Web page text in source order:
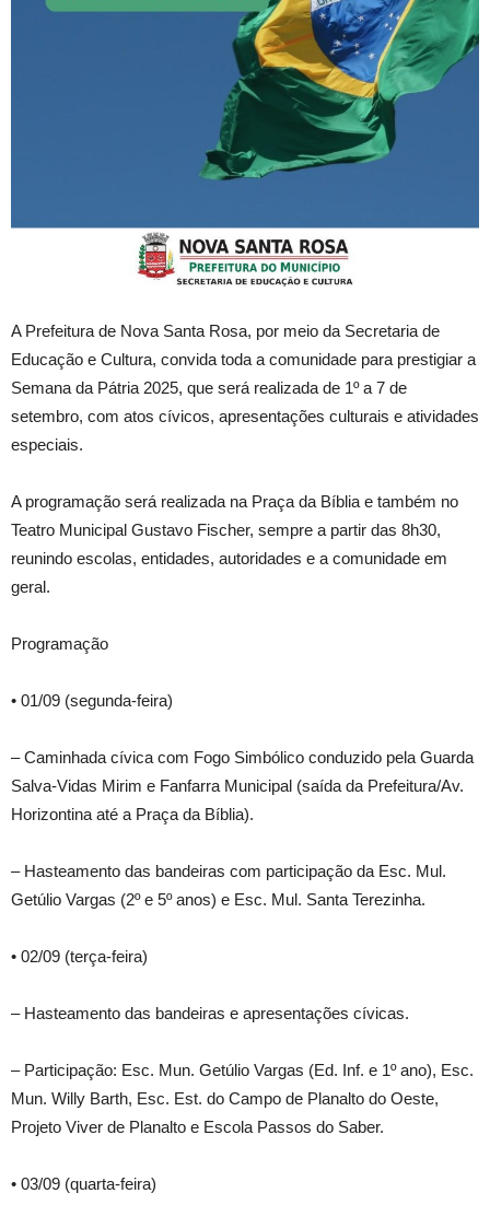
A Prefeitura de Nova Santa Rosa, por meio da Secretaria de
Educação e Cultura, convida toda a comunidade para prestigiar a
Semana da Pátria 2025, que será realizada de 1º a 7 de
setembro, com atos cívicos, apresentações culturais e atividades
especiais.
A programação será realizada na Praça da Bíblia e também no
Teatro Municipal Gustavo Fischer, sempre a partir das 8h30,
reunindo escolas, entidades, autoridades e a comunidade em
geral.
Programação
• 01/09 (segunda-feira)
– Caminhada cívica com Fogo Simbólico conduzido pela Guarda
Salva-Vidas Mirim e Fanfarra Municipal (saída da Prefeitura/Av.
Horizontina até a Praça da Bíblia).
– Hasteamento das bandeiras com participação da Esc. Mul.
Getúlio Vargas (2º e 5º anos) e Esc. Mul. Santa Terezinha.
• 02/09 (terça-feira)
– Hasteamento das bandeiras e apresentações cívicas.
– Participação: Esc. Mun. Getúlio Vargas (Ed. Inf. e 1º ano), Esc.
Mun. Willy Barth, Esc. Est. do Campo de Planalto do Oeste,
Projeto Viver de Planalto e Escola Passos do Saber.
• 03/09 (quarta-feira)